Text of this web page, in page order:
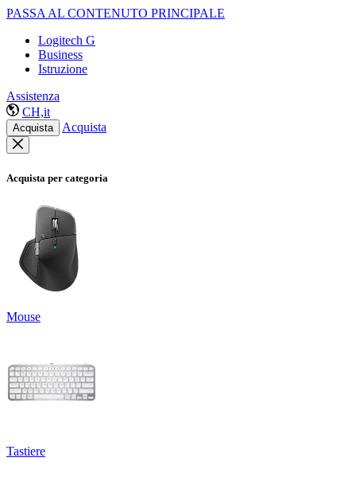
PASSA AL CONTENUTO PRINCIPALE
Logitech G
Business
Istruzione
Assistenza
CH,it
Acquista Acquista
Acquista per categoria
Mouse
Tastiere